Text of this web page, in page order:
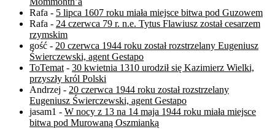
Rafa - 5 lipca 1607 roku miała miejsce bitwa pod Guzowem
Rafa - 24 czerwca 79 r. n.e. Tytus Flawiusz został cesarzem
rzymskim
gość - 20 czerwca 1944 roku został rozstrzelany Eugeniusz
Świerczewski, agent Gestapo
ToTemat- 30 kwietnia 1310 urodził się Kazimierz Wielki,
przyszły król Polski
Andrzej - 20 czerwca 1944 roku został rozstrzelany
Eugeniusz Świerczewski, agent Gestapo
jasam1 - W nocy z 13 na 14 maja 1944 roku miała miejsce
bitwa pod Murowaną Oszmianką